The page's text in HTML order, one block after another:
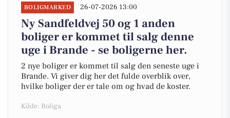
BOLIGMARKED 26-07-2026 13:00
Ny Sandfeldvej 50 og 1 anden
boliger er kommet til salg denne
uge i Brande - se boligerne her.
2 nye boliger er kommet til salg den seneste uge i
Brande. Vi giver dig her det fulde overblik over,
hvilke boliger der er tale om og hvad de koster.
Kilde: Boliga